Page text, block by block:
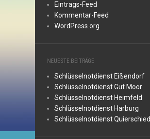
Eintrags-Feed
Kommentar-Feed
WordPress.org
NEUESTE BEITRÄGE
Schlüsselnotdienst Eißendorf
Schlüsselnotdienst Gut Moor
Schlüsselnotdienst Heimfeld
Schlüsselnotdienst Harburg
Schlüsselnotdienst Quierschied